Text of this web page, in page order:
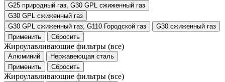
G25 природный газ, G30 GPL сжиженный газ
G30 GPL сжиженный газ
G30 GPL сжиженный газ, G110 Городской газ
G30 сжиженный газ
Применить
Сбросить
Жироулавливающие фильтры (все)
Алюминий
Нержавеющая сталь
Применить
Сбросить
Жироулавливающие фильтры (все)